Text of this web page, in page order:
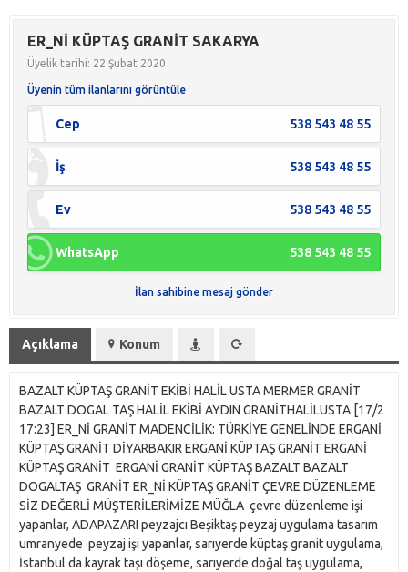
ER_Nİ KÜPTAŞ GRANİT SAKARYA
Üyelik tarihi: 22 Şubat 2020
Üyenin tüm ilanlarını görüntüle
Cep 538 543 48 55
İş 538 543 48 55
Ev 538 543 48 55
WhatsApp 538 543 48 55
İlan sahibine mesaj gönder
Açıklama Konum
BAZALT KÜPTAŞ GRANİT EKİBİ HALİL USTA MERMER GRANİT
BAZALT DOGAL TAŞ HALİL EKİBİ AYDIN GRANİTHALİLUSTA [17/2
17:23] ER_Nİ GRANİT MADENCİLİK: TÜRKİYE GENELİNDE ERGANİ
KÜPTAŞ GRANİT DİYARBAKIR ERGANİ KÜPTAŞ GRANİT ERGANİ
KÜPTAŞ GRANİT ERGANİ GRANİT KÜPTAŞ BAZALT BAZALT
DOGALTAŞ GRANİT ER_Nİ KÜPTAŞ GRANİT ÇEVRE DÜZENLEME
SİZ DEĞERLİ MÜŞTERİLERİMİZE MÜĞLA çevre düzenleme işi
yapanlar, ADAPAZARI peyzajcı Beşiktaş peyzaj uygulama tasarım
umranyede peyzaj işi yapanlar, sarıyerde küptaş granit uygulama,
İstanbul da kayrak taşı döşeme, sarıyerde doğal taş uygulama,